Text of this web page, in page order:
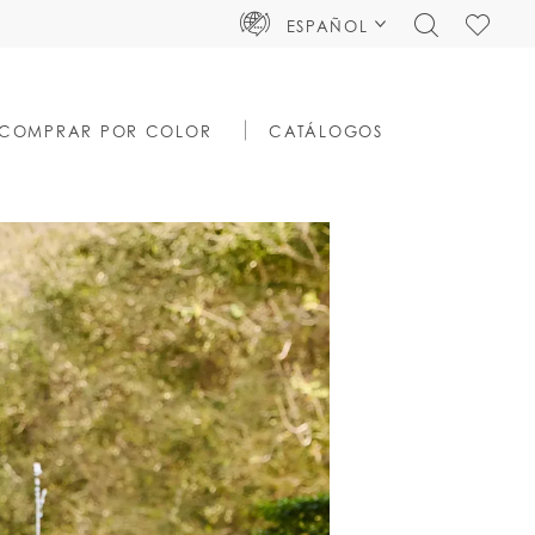
ESPAÑOL
TOGGLECHECK
POR COLOR CATÁLOGOS